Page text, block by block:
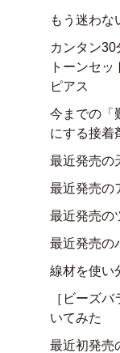
もう迷わな
カンタン
トーンセッ
ピアス
今までの「
にする接着
最近発売の
最近発売の
最近発売の
最近発売の
線材を使い
［ビーズ
いてみた
最近初発売